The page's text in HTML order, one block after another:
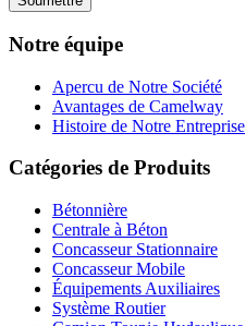
Notre équipe
Apercu de Notre Société
Avantages de Camelway
Histoire de Notre Entreprise
Catégories de Produits
Bétonnière
Centrale à Béton
Concasseur Stationnaire
Concasseur Mobile
Équipements Auxiliaires
Système Routier